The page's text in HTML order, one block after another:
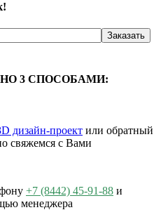
3 СПОСОБАМИ:
дизайн-проект или обратный
свяжемся с Вами
+7 (8442) 45-91-88 и
менеджера